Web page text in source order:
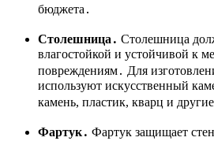
бюджета․
Столешница․ Столешница
влагостойкой и устойчивой к
повреждениям․ Для
используют искусственный
камень, пластик, кварц и
Фартук․ Фартук защищает